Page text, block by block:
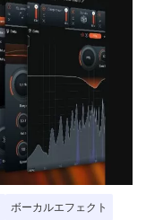
ボーカルエフェクト